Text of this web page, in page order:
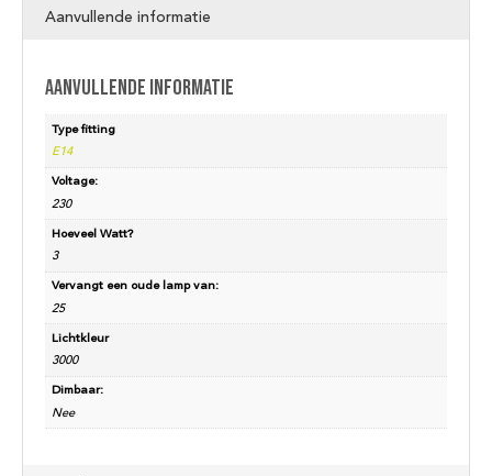
Aanvullende informatie
Aanvullende informatie
Type fitting
E14
Voltage:
230
Hoeveel Watt?
3
Vervangt een oude lamp van:
25
Lichtkleur
3000
Dimbaar:
Nee